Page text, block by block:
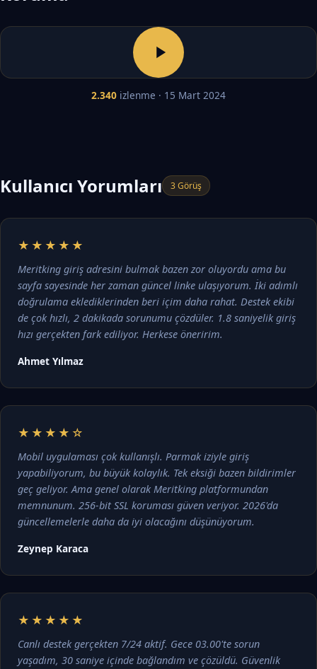
2.340 izlenme · 15 Mart 2024
Kullanıcı Yorumları 3 Görüş
★★★★★
Meritking giriş adresini bulmak bazen zor oluyordu ama bu
sayfa sayesinde her zaman güncel linke ulaşıyorum. İki adımlı
doğrulama eklediklerinden beri içim daha rahat. Destek ekibi
de çok hızlı, 2 dakikada sorunumu çözdüler. 1.8 saniyelik giriş
hızı gerçekten fark ediliyor. Herkese öneririm.
Ahmet Yılmaz
★★★★☆
Mobil uygulaması çok kullanışlı. Parmak iziyle giriş
yapabiliyorum, bu büyük kolaylık. Tek eksiği bazen bildirimler
geç geliyor. Ama genel olarak Meritking platformundan
memnunum. 256-bit SSL koruması güven veriyor. 2026'da
güncellemelerle daha da iyi olacağını düşünüyorum.
Zeynep Karaca
★★★★★
Canlı destek gerçekten 7/24 aktif. Gece 03.00'te sorun
yaşadım, 30 saniye içinde bağlandım ve çözüldü. Güvenlik